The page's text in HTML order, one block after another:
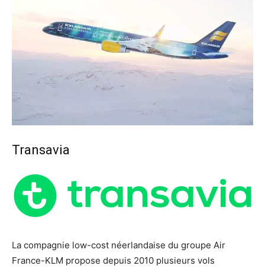
Transavia
La compagnie low-cost néerlandaise du groupe Air
France-KLM propose depuis 2010 plusieurs vols